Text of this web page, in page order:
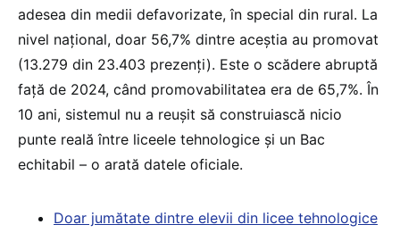
adesea din medii defavorizate, în special din rural. La
nivel național, doar 56,7% dintre aceștia au promovat
(13.279 din 23.403 prezenți). Este o scădere abruptă
față de 2024, când promovabilitatea era de 65,7%. În
10 ani, sistemul nu a reușit să construiască nicio
punte reală între liceele tehnologice și un Bac
echitabil – o arată datele oficiale.
Doar jumătate dintre elevii din licee tehnologice